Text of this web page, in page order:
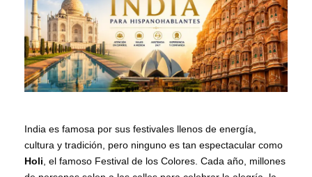
India es famosa por sus festivales llenos de energía,
cultura y tradición, pero ninguno es tan espectacular como
Holi , el famoso Festival de los Colores. Cada año, millones